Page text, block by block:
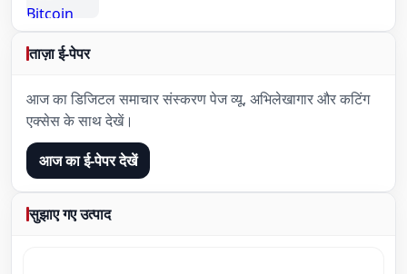
ताज़ा ई-पेपर
आज का डिजिटल समाचार संस्करण पेज व्यू, अभिलेखागार और कटिंग
एक्सेस के साथ देखें।
आज का ई-पेपर देखें
सुझाए गए उत्पाद